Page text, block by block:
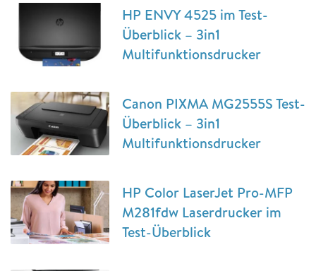
HP ENVY 4525 im Test-
Überblick – 3in1
Multifunktionsdrucker
Canon PIXMA MG2555S Test-
Überblick – 3in1
Multifunktionsdrucker
HP Color LaserJet Pro-MFP
M281fdw Laserdrucker im
Test-Überblick